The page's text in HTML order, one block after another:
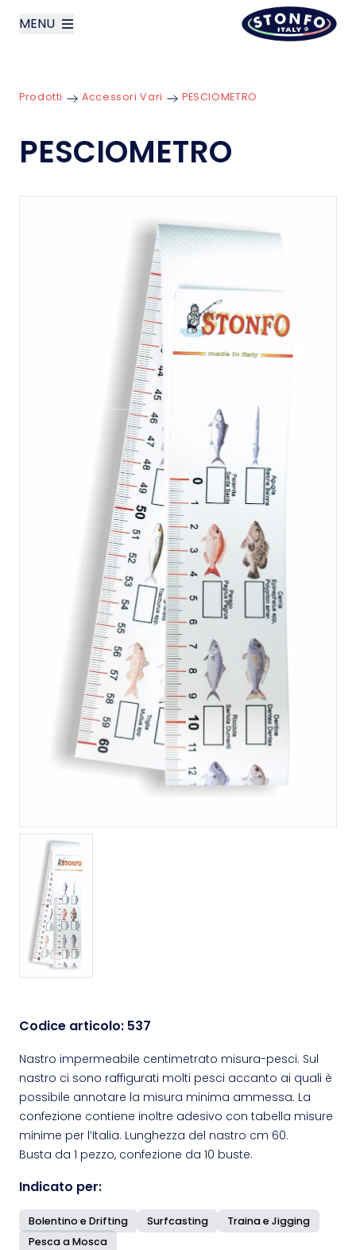
MENU
Prodotti
Prodotti Accessori Vari PESCIOMETRO
PESCIOMETRO
Codice articolo: 537
Nastro impermeabile centimetrato misura-pesci. Sul
nastro ci sono raffigurati molti pesci accanto ai quali è
possibile annotare la misura minima ammessa. La
confezione contiene inoltre adesivo con tabella misure
minime per l’Italia. Lunghezza del nastro cm 60.
Busta da 1 pezzo, confezione da 10 buste.
Indicato per:
Bolentino e Drifting Surfcasting
Traina e Jigging
Pesca a Mosca